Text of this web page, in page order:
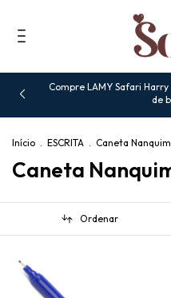
Compre LAMY Safari
de
Início . ESCRITA . Caneta Nanquim
Caneta
Ordenar